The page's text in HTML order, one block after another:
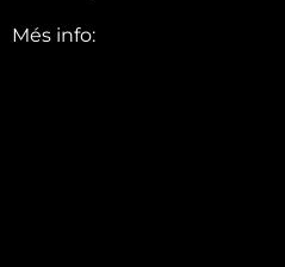
Més info: